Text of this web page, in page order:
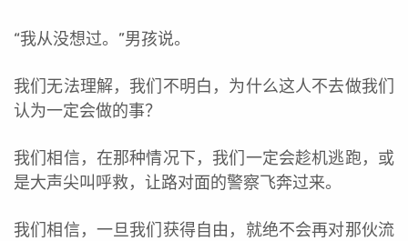
“我从没想过。”男孩说。
我们无法理解，我们不明白，为什么这人不去做我们
认为一定会做的事？
我们相信，在那种情况下，我们一定会趁机逃跑，或
是大声尖叫呼救，让路对面的警察飞奔过来。
我们相信，一旦我们获得自由，就绝不会再对那伙流